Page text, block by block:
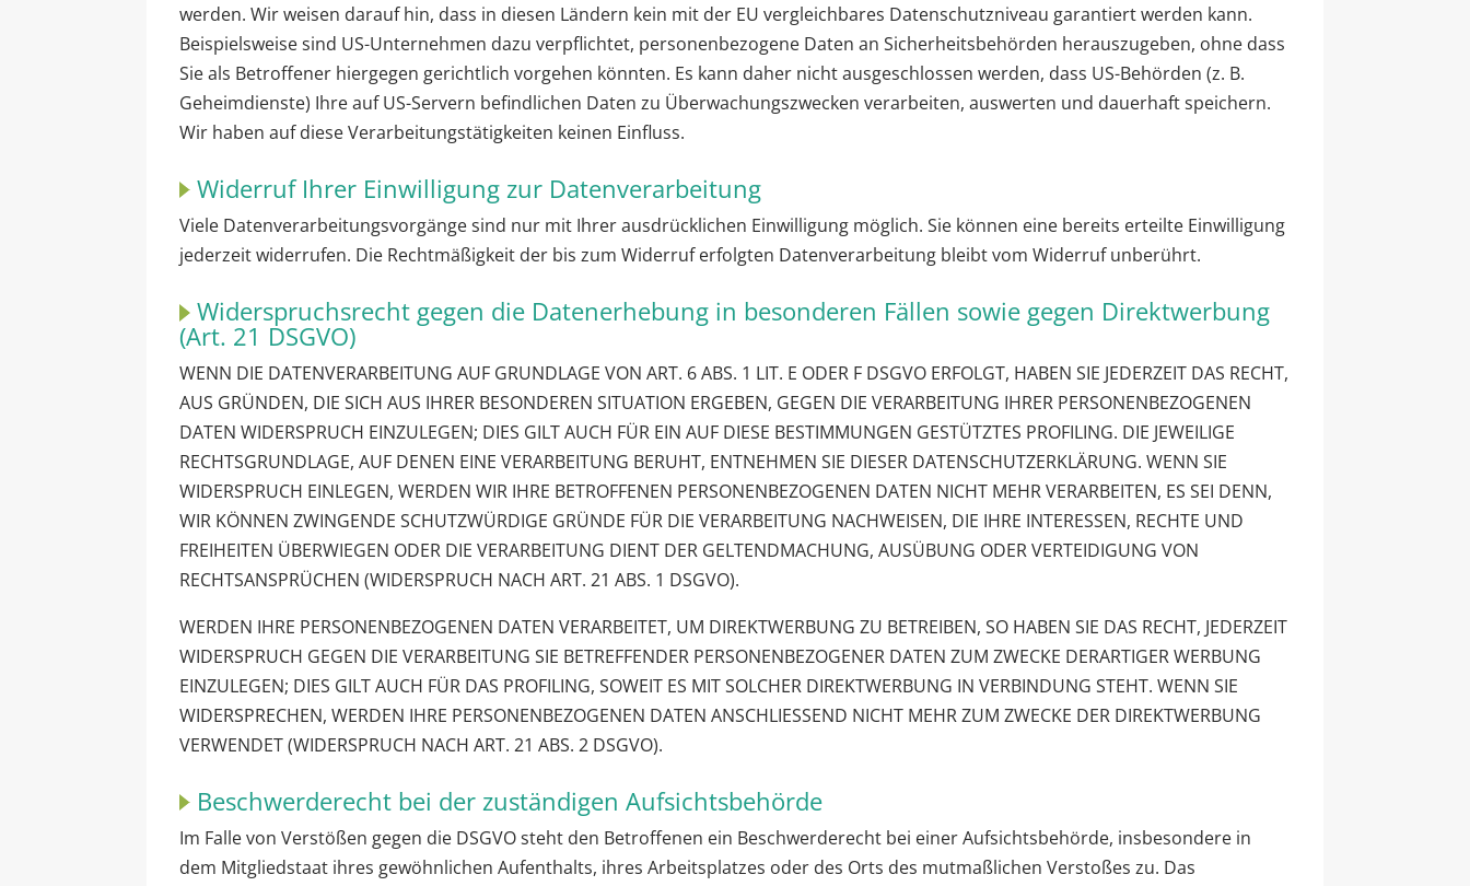
werden. Wir weisen darauf hin, dass in diesen Ländern kein mit der EU vergleichbares Datenschutzniveau garantiert werden kann.
Beispielsweise sind US-Unternehmen dazu verpflichtet, personenbezogene Daten an Sicherheitsbehörden herauszugeben, ohne dass
Sie als Betroffener hiergegen gerichtlich vorgehen könnten. Es kann daher nicht ausgeschlossen werden, dass US-Behörden (z. B.
Geheimdienste) Ihre auf US-Servern befindlichen Daten zu Überwachungszwecken verarbeiten, auswerten und dauerhaft speichern.
Wir haben auf diese Verarbeitungstätigkeiten keinen Einfluss.
Widerruf Ihrer Einwilligung zur Datenverarbeitung
Viele Datenverarbeitungsvorgänge sind nur mit Ihrer ausdrücklichen Einwilligung möglich. Sie können eine bereits erteilte Einwilligung
jederzeit widerrufen. Die Rechtmäßigkeit der bis zum Widerruf erfolgten Datenverarbeitung bleibt vom Widerruf unberührt.
Widerspruchsrecht gegen die Datenerhebung in besonderen Fällen sowie gegen Direktwerbung
(Art. 21 DSGVO)
WENN DIE DATENVERARBEITUNG AUF GRUNDLAGE VON ART. 6 ABS. 1 LIT. E ODER F DSGVO ERFOLGT, HABEN SIE JEDERZEIT DAS RECHT,
AUS GRÜNDEN, DIE SICH AUS IHRER BESONDEREN SITUATION ERGEBEN, GEGEN DIE VERARBEITUNG IHRER PERSONENBEZOGENEN
DATEN WIDERSPRUCH EINZULEGEN; DIES GILT AUCH FÜR EIN AUF DIESE BESTIMMUNGEN GESTÜTZTES PROFILING. DIE JEWEILIGE
RECHTSGRUNDLAGE, AUF DENEN EINE VERARBEITUNG BERUHT, ENTNEHMEN SIE DIESER DATENSCHUTZERKLÄRUNG. WENN SIE
WIDERSPRUCH EINLEGEN, WERDEN WIR IHRE BETROFFENEN PERSONENBEZOGENEN DATEN NICHT MEHR VERARBEITEN, ES SEI DENN,
WIR KÖNNEN ZWINGENDE SCHUTZWÜRDIGE GRÜNDE FÜR DIE VERARBEITUNG NACHWEISEN, DIE IHRE INTERESSEN, RECHTE UND
FREIHEITEN ÜBERWIEGEN ODER DIE VERARBEITUNG DIENT DER GELTENDMACHUNG, AUSÜBUNG ODER VERTEIDIGUNG VON
RECHTSANSPRÜCHEN (WIDERSPRUCH NACH ART. 21 ABS. 1 DSGVO).
WERDEN IHRE PERSONENBEZOGENEN DATEN VERARBEITET, UM DIREKTWERBUNG ZU BETREIBEN, SO HABEN SIE DAS RECHT, JEDERZEIT
WIDERSPRUCH GEGEN DIE VERARBEITUNG SIE BETREFFENDER PERSONENBEZOGENER DATEN ZUM ZWECKE DERARTIGER WERBUNG
EINZULEGEN; DIES GILT AUCH FÜR DAS PROFILING, SOWEIT ES MIT SOLCHER DIREKTWERBUNG IN VERBINDUNG STEHT. WENN SIE
WIDERSPRECHEN, WERDEN IHRE PERSONENBEZOGENEN DATEN ANSCHLIESSEND NICHT MEHR ZUM ZWECKE DER DIREKTWERBUNG
VERWENDET (WIDERSPRUCH NACH ART. 21 ABS. 2 DSGVO).
Beschwerde­recht bei der zuständigen Aufsichts­behörde
Im Falle von Verstößen gegen die DSGVO steht den Betroffenen ein Beschwerderecht bei einer Aufsichtsbehörde, insbesondere in
dem Mitgliedstaat ihres gewöhnlichen Aufenthalts, ihres Arbeitsplatzes oder des Orts des mutmaßlichen Verstoßes zu. Das